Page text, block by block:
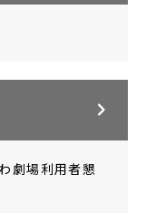
劇場利用者懇